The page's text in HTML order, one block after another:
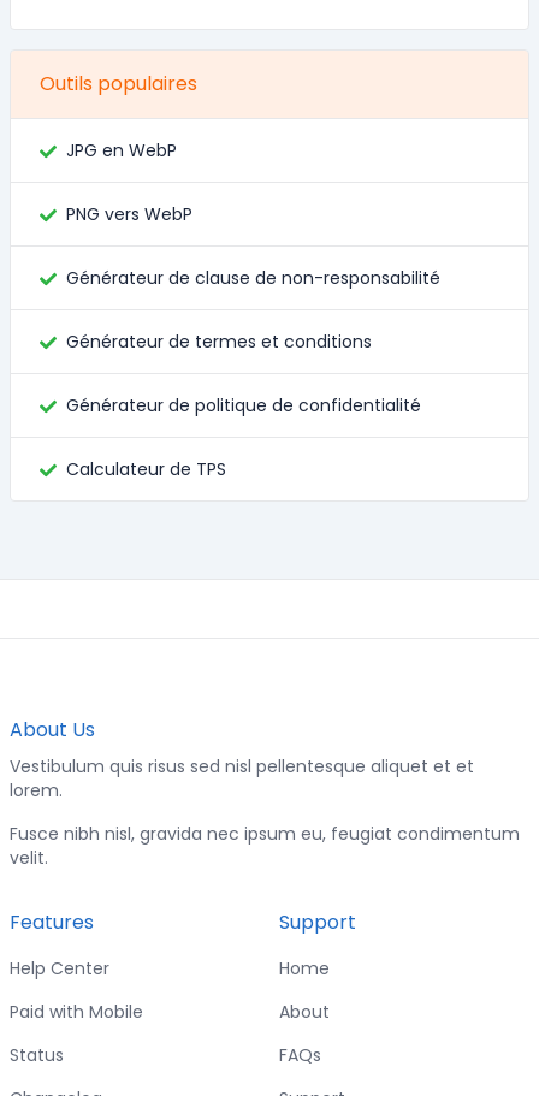
Outils populaires
JPG en WebP
PNG vers WebP
Générateur de clause de non-responsabilité
Générateur de termes et conditions
Générateur de politique de confidentialité
Calculateur de TPS
About Us
Vestibulum quis risus sed nisl pellentesque aliquet et et
lorem.
Fusce nibh nisl, gravida nec ipsum eu, feugiat condimentum
velit.
Features
Help Center
Paid with Mobile
Status
Support
Home
About
FAQs